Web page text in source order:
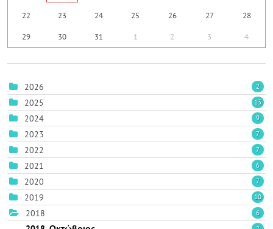
22 23 24 25 26 27 28
29 30 31 1 2 3 4
2026 2
2025 13
2024 9
2023 7
2022 7
2021 6
2020 7
2019 10
2018 6